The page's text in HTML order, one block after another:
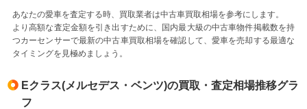
あなたの愛車を査定する時、買取業者は中古車買取相場を参考にします。
より高額な査定金額を引き出すために、国内最大級の中古車物件掲載数を持
つカーセンサーで最新の中古車買取相場を確認して、愛車を売却する最適な
タイミングを見極めましょう。
Eクラス(メルセデス・ベンツ)の買取・査定相場推移グラ
フ